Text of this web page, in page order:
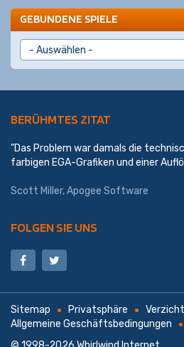
GEBUNDENE SPIELE
BERÜHMTES ZITAT
"Das Problem war damals die
farbigen EGA-Grafiken und einer
Scott Miller,Apogee Software
FOLGEN SIE UNS
Sitemap Privatsphäre
Allgemeine Geschäftsbedingungen